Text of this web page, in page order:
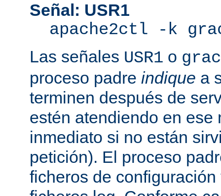
Señal: USR1
apache2ctl -k
Las señales USR1 o
proceso padre indique a
terminen después de
estén atendiendo en ese
inmediato si no están
petición). El proceso
ficheros de